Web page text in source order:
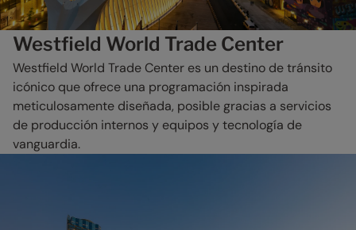
Westfield World Trade Center
Westfield World Trade Center es un destino de tránsito
icónico que ofrece una programación inspirada
meticulosamente diseñada, posible gracias a servicios
de producción internos y equipos y tecnología de
vanguardia.